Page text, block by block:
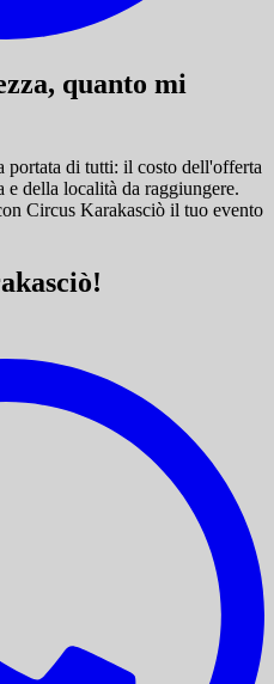
quanto mi
portata di tutti: il costo dell'offerta
e della località da raggiungere.
Circus Karakasciò il tuo evento